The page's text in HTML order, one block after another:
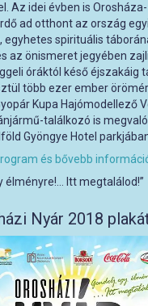
Az idei évben is Orosháza-
ad otthont az ország
egyhetes spirituális
az önismeret jegyében
óráktól késő éjszakáig
több ezer ember
Kupa Hajómodellező
találkozó is
Gyöngye Hotel
és bővebb
élményre!… Itt megtalálod!”
Nyár 2018